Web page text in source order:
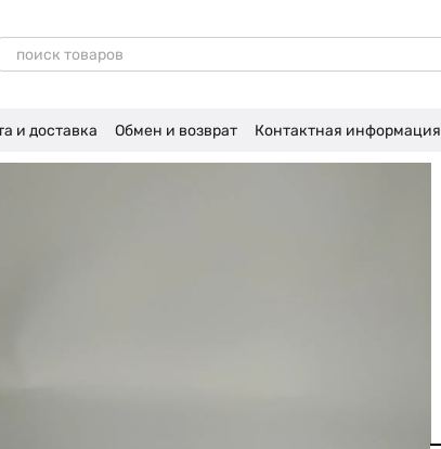
и доставка Обмен и возврат Контактная информация